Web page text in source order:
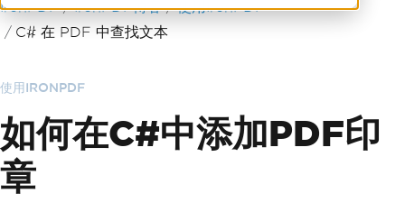
跳至页脚内容
IronPDF IronPDF博客
使用IronPDF
C# 在 PDF 中查找文本
使用IRONPDF
如何在C#中添加PDF印
章